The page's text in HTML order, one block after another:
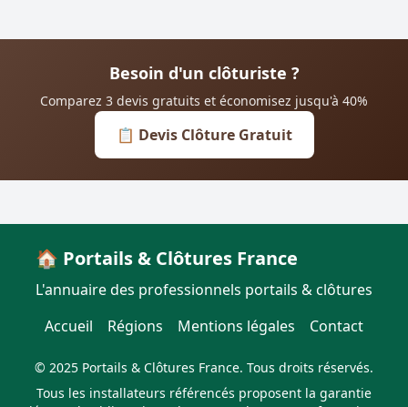
Besoin d'un clôturiste ?
Comparez 3 devis gratuits et économisez jusqu'à 40%
📋 Devis Clôture Gratuit
🏠 Portails & Clôtures France
L'annuaire des professionnels portails & clôtures
Accueil
Régions Mentions légales Contact
© 2025 Portails & Clôtures France. Tous droits réservés.
Tous les installateurs référencés proposent la garantie